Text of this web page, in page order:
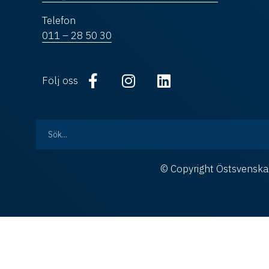
Telefon
011 – 28 50 30
Följ oss
© Copyright